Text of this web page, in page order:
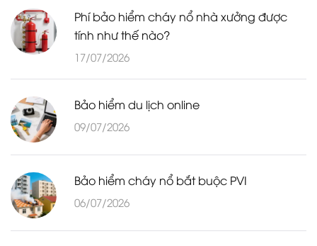
Phí bảo hiểm cháy nổ nhà xưởng được
tính như thế nào?
17/07/2026
Bảo hiểm du lịch online
09/07/2026
Bảo hiểm cháy nổ bắt buộc PVI
06/07/2026